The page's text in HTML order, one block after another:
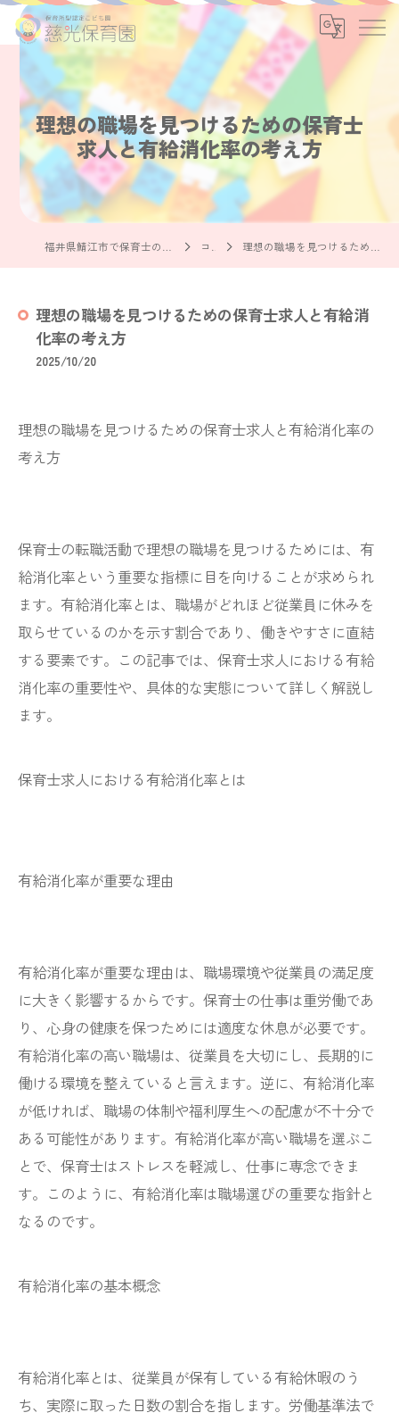
理想の職場を見つけるための保育士
求人と有給消化率の考え方
コラム 理想の職場を見つけるための保育士求人と有給消化率の考え方
理想の職場を見つけるための保育士求人と有給消
化率の考え方
2025/10/20
理想の職場を見つけるための保育士求人と有給消化率の
考え方
保育士の転職活動で理想の職場を見つけるためには、有
給消化率という重要な指標に目を向けることが求められ
ます。有給消化率とは、職場がどれほど従業員に休みを
取らせているのかを示す割合であり、働きやすさに直結
する要素です。この記事では、保育士求人における有給
消化率の重要性や、具体的な実態について詳しく解説し
ます。
保育士求人における有給消化率とは
有給消化率が重要な理由
有給消化率が重要な理由は、職場環境や従業員の満足度
に大きく影響するからです。保育士の仕事は重労働であ
り、心身の健康を保つためには適度な休息が必要です。
有給消化率の高い職場は、従業員を大切にし、長期的に
働ける環境を整えていると言えます。逆に、有給消化率
が低ければ、職場の体制や福利厚生への配慮が不十分で
ある可能性があります。有給消化率が高い職場を選ぶこ
とで、保育士はストレスを軽減し、仕事に専念できま
す。このように、有給消化率は職場選びの重要な指針と
なるのです。
有給消化率の基本概念
有給消化率とは、従業員が保有している有給休暇のう
ち、実際に取った日数の割合を指します。労働基準法で